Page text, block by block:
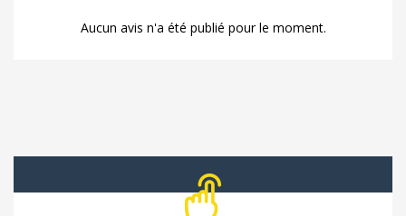
Aucun avis n'a été publié pour le moment.